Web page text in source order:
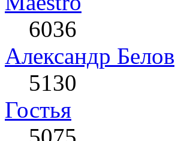
6036
Александр Белов
5130
Гостья